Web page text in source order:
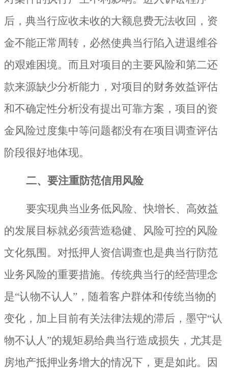
后，典当行应收未收的大额息费无法收回，资
金不能正常周转，必然使典当行陷入进退维谷
的艰难困境。而且对项目的主要风险和第二还
款来源缺少分析能力，对项目的财务效益评估
和不确定性分析没有提出可靠方案，项目的资
金风险过度集中等问题都没有在项目调查评估
阶段很好地体现。
二、要注重防范信用风险
要实现典当业务低风险、快增长、高效益
的发展目标就必须营造稳健、风险可控的风险
文化氛围。对抵押人资信调查也是典当行防范
业务风险的重要措施。传统典当行的经营理念
是“认物不认人”，随着客户群体和传统当物的
变化，加上目前有关法律法规的滞后，墨守“认
物不认人”的规矩易给典当行造成损失，尤其是
房地产抵押业务增大的情况下，更是如此。因